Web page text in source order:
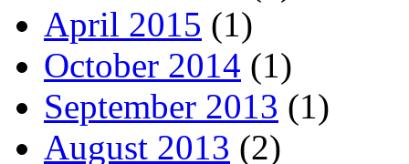
April 2015 (1)
October 2014 (1)
September 2013 (1)
August 2013 (2)